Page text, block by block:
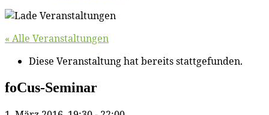
« Alle Veranstaltungen
Diese Veranstaltung hat bereits stattgefunden.
fo­Cus-Se­mi­nar